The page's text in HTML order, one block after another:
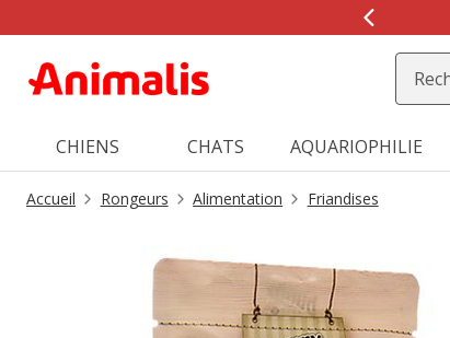
de
message,
CHIENS CHATS AQUARIOPHILIE
Accueil Rongeurs Alimentation
Friandises